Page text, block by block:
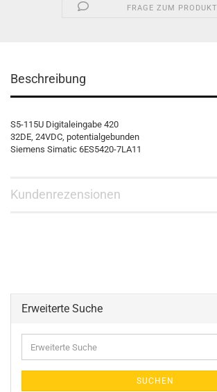
FRAGE ZUM PRODUKT
Beschreibung
S5-115U Digitaleingabe 420
32DE, 24VDC, potentialgebunden
Siemens Simatic 6ES5420-7LA11
Kundenrezensionen
Erweiterte Suche
Suche
SUCHEN